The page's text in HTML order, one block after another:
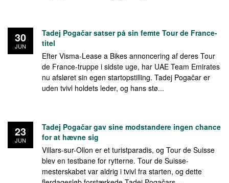
30
JUN
Tadej Pogačar satser på sin femte Tour de France-
titel
Efter Visma-Lease a Bikes annoncering af deres Tour
de France-truppe i sidste uge, har UAE Team Emirates
nu afsløret sin egen startopstilling. Tadej Pogačar er
uden tvivl holdets leder, og hans stø...
23
JUN
Tadej Pogačar gav sine modstandere ingen chance
for at hævne sig
Villars-sur-Ollon er et turistparadis, og Tour de Suisse
blev en testbane for rytterne. Tour de Suisse-
mesterskabet var aldrig i tvivl fra starten, og dette